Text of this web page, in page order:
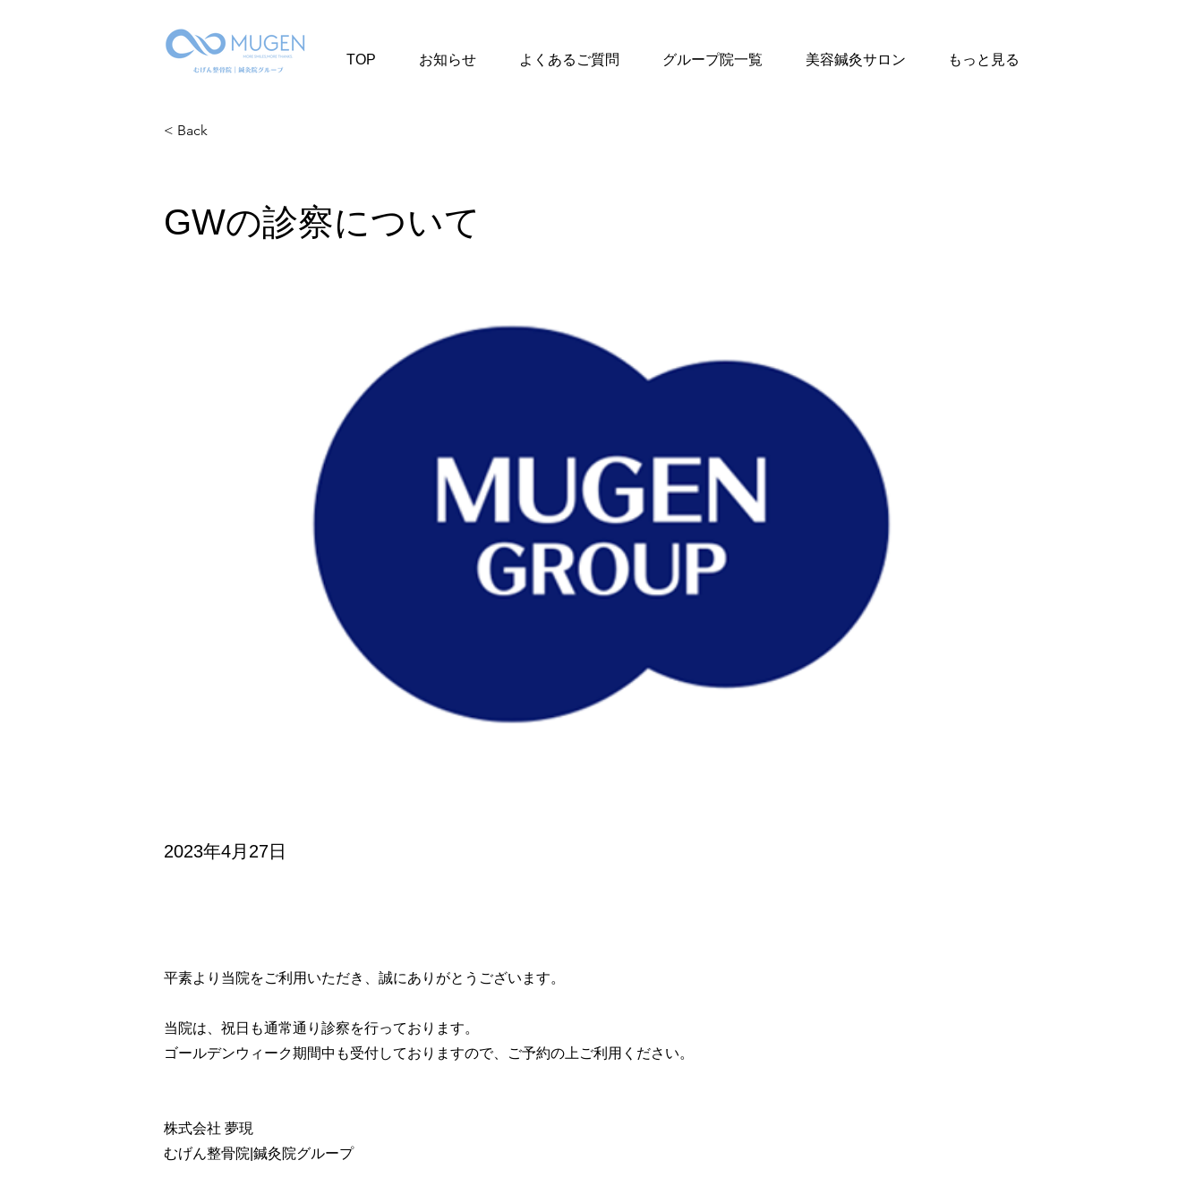
TOP お知らせ よくあるご質問 グループ院一覧 美容鍼灸サロン もっと見る
< Back
GWの診察について
2023年4月27日
平素より当院をご利用いただき、誠にありがとうございます。
当院は、祝日も通常通り診察を行っております。
ゴールデンウィーク期間中も受付しておりますので、ご予約の上ご利用ください。
株式会社 夢現
むげん整骨院|鍼灸院グループ